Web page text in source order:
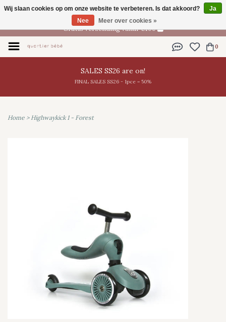
NL
Gratis verzending vanaf €100
0
SALES SS26 are on!
FINAL SALES SS26 - 1pce = 50%
Home > Highwaykick 1 - Forest
Wij slaan cookies op om onze website te verbeteren. Is dat akkoord?
Ja
Nee
Meer over cookies »